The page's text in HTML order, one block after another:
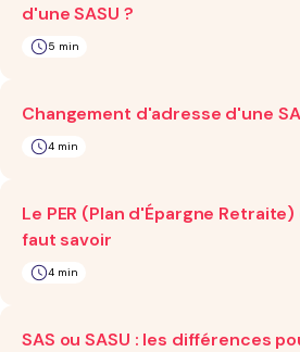
d'une SASU ?
5 min
Changement d'adresse d'une
4 min
Le PER (Plan d'Épargne Retraite)
faut savoir
4 min
SAS ou SASU : les différences